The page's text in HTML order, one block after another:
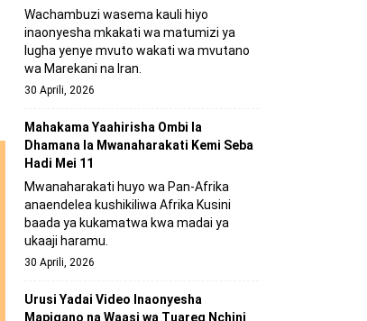
Wachambuzi wasema kauli hiyo
inaonyesha mkakati wa matumizi ya
lugha yenye mvuto wakati wa mvutano
wa Marekani na Iran.
30 Aprili, 2026
Mahakama Yaahirisha Ombi la
Dhamana la Mwanaharakati Kemi Seba
Hadi Mei 11
Mwanaharakati huyo wa Pan-Afrika
anaendelea kushikiliwa Afrika Kusini
baada ya kukamatwa kwa madai ya
ukaaji haramu.
30 Aprili, 2026
Urusi Yadai Video Inaonyesha
Mapigano na Waasi wa Tuareg Nchini